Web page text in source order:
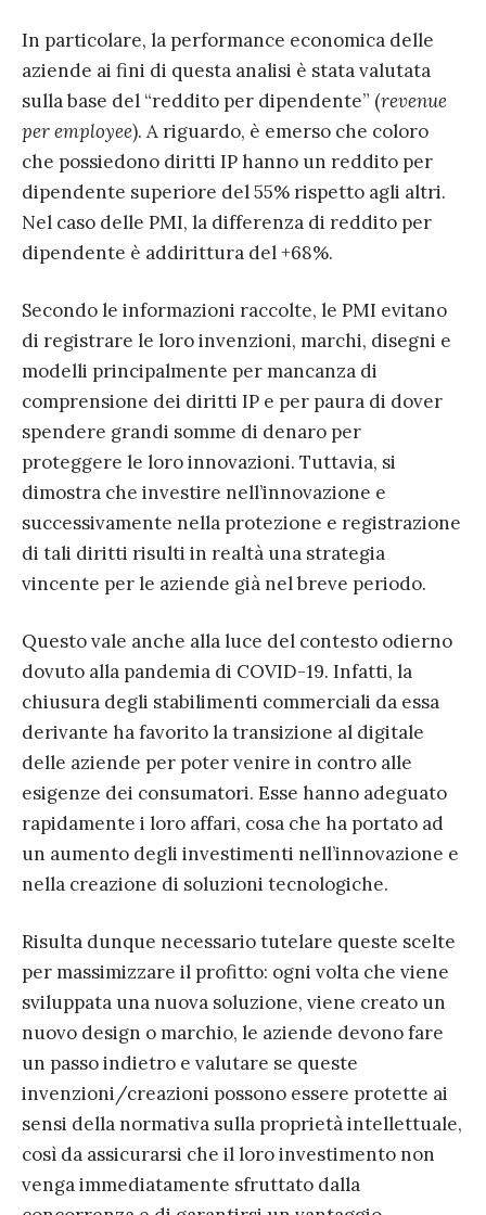
In particolare, la performance economica delle
aziende ai fini di questa analisi è stata valutata
sulla base del “reddito per dipendente” (revenue
per employee). A riguardo, è emerso che coloro
che possiedono diritti IP hanno un reddito per
dipendente superiore del 55% rispetto agli altri.
Nel caso delle PMI, la differenza di reddito per
dipendente è addirittura del +68%.
Secondo le informazioni raccolte, le PMI evitano
di registrare le loro invenzioni, marchi, disegni e
modelli principalmente per mancanza di
comprensione dei diritti IP e per paura di dover
spendere grandi somme di denaro per
proteggere le loro innovazioni. Tuttavia, si
dimostra che investire nell’innovazione e
successivamente nella protezione e registrazione
di tali diritti risulti in realtà una strategia
vincente per le aziende già nel breve periodo.
Questo vale anche alla luce del contesto odierno
dovuto alla pandemia di COVID-19. Infatti, la
chiusura degli stabilimenti commerciali da essa
derivante ha favorito la transizione al digitale
delle aziende per poter venire in contro alle
esigenze dei consumatori. Esse hanno adeguato
rapidamente i loro affari, cosa che ha portato ad
un aumento degli investimenti nell’innovazione e
nella creazione di soluzioni tecnologiche.
Risulta dunque necessario tutelare queste scelte
per massimizzare il profitto: ogni volta che viene
sviluppata una nuova soluzione, viene creato un
nuovo design o marchio, le aziende devono fare
un passo indietro e valutare se queste
invenzioni/creazioni possono essere protette ai
sensi della normativa sulla proprietà intellettuale,
così da assicurarsi che il loro investimento non
venga immediatamente sfruttato dalla